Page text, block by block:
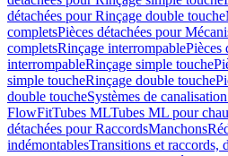
détachées pour Rinçage double touche
completsPièces détachées pour
completsRinçage interrompablePièces
interrompableRinçage simple touche
simple toucheRinçage double touche
double toucheSystèmes de
FlowFitTubes MLTubes ML pour
détachées pour RaccordsManchons
indémontablesTransitions et raccords,